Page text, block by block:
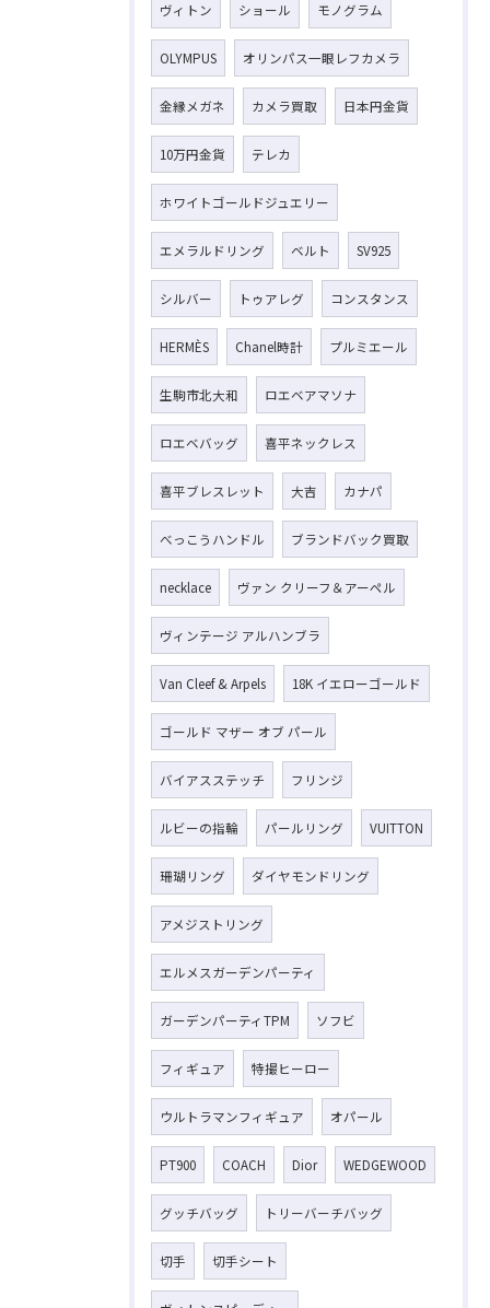
ヴィトン ショール モノグラム
OLYMPUS オリンパス一眼レフカメラ
金縁メガネ カメラ買取 日本円金貨
10万円金貨 テレカ
ホワイトゴールドジュエリー
エメラルドリング ベルト SV925
シルバー トゥアレグ コンスタンス
HERMÈS Chanel時計 プルミエール
生駒市北大和 ロエベアマソナ
ロエベバッグ 喜平ネックレス
喜平ブレスレット 大吉 カナパ
べっこうハンドル ブランドバック買取
necklace ヴァン クリーフ＆アーペル
ヴィンテージ アルハンブラ
Van Cleef & Arpels 18K イエローゴールド
ゴールド マザー オブ パール
バイアスステッチ フリンジ
ルビーの指輪 パールリング VUITTON
珊瑚リング ダイヤモンドリング
アメジストリング
エルメスガーデンパーティ
ガーデンパーティTPM ソフビ
フィギュア 特撮ヒーロー
ウルトラマンフィギュア オパール
PT900 COACH Dior WEDGEWOOD
グッチバッグ トリーバーチバッグ
切手 切手シート
お気軽にお問い合わせください